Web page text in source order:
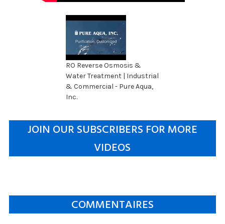
RO Reverse Osmosis &
Water Treatment | Industrial
& Commercial - Pure Aqua,
Inc.
JOIN OUR SUBSCRIBERS FOR MORE
VIDEOS
COMMENTAIRES